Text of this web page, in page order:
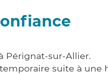
Pérignat-sur-Allier.
suite à une